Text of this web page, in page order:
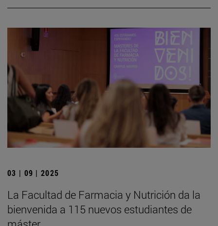
03 | 09 | 2025
La Facultad de Farmacia y Nutrición da la
bienvenida a 115 nuevos estudiantes de